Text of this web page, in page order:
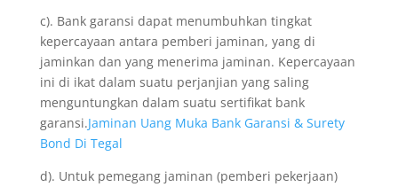
c). Bank garansi dapat menumbuhkan tingkat
kepercayaan antara pemberi jaminan, yang di
jaminkan dan yang menerima jaminan. Kepercayaan
ini di ikat dalam suatu perjanjian yang saling
menguntungkan dalam suatu sertifikat bank
garansi.Jaminan Uang Muka Bank Garansi & Surety
Bond Di Tegal
d). Untuk pemegang jaminan (pemberi pekerjaan)